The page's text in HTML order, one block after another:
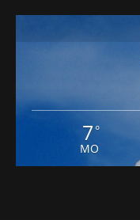
7 °
MO